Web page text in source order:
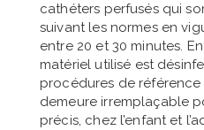
cathéters perfusés qui
suivant les normes en
entre 20 et 30 minutes.
matériel utilisé est
procédures de référence
demeure irremplaçable
précis, chez l’enfant et